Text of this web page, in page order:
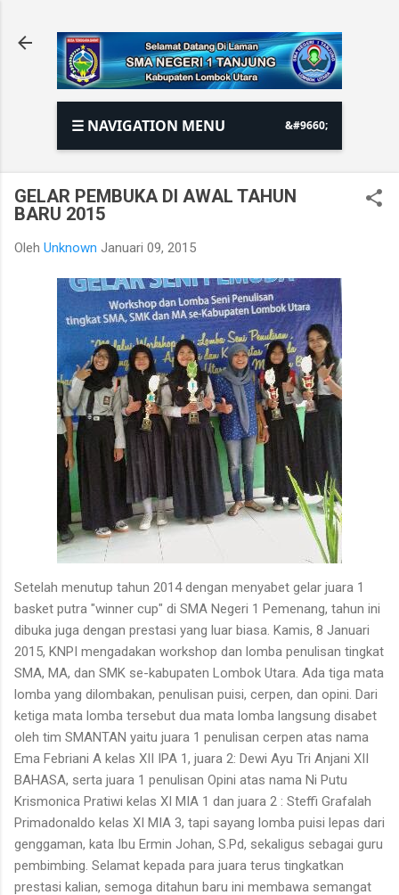
☰ NAVIGATION MENU
GELAR PEMBUKA DI AWAL TAHUN
BARU 2015
Oleh Unknown Januari 09, 2015
Setelah menutup tahun 2014 dengan menyabet gelar juara 1
basket putra "winner cup" di SMA Negeri 1 Pemenang, tahun ini
dibuka juga dengan prestasi yang luar biasa. Kamis, 8 Januari
2015, KNPI mengadakan workshop dan lomba penulisan tingkat
SMA, MA, dan SMK se-kabupaten Lombok Utara. Ada tiga mata
lomba yang dilombakan, penulisan puisi, cerpen, dan opini. Dari
ketiga mata lomba tersebut dua mata lomba langsung disabet
oleh tim SMANTAN yaitu juara 1 penulisan cerpen atas nama
Ema Febriani A kelas XII IPA 1, juara 2: Dewi Ayu Tri Anjani XII
BAHASA, serta juara 1 penulisan Opini atas nama Ni Putu
Krismonica Pratiwi kelas XI MIA 1 dan juara 2 : Steffi Grafalah
Primadonaldo kelas XI MIA 3, tapi sayang lomba puisi lepas dari
genggaman, kata Ibu Ermin Johan, S.Pd, sekaligus sebagai guru
pembimbing. Selamat kepada para juara terus tingkatkan
prestasi kalian, semoga ditahun baru ini membawa semangat